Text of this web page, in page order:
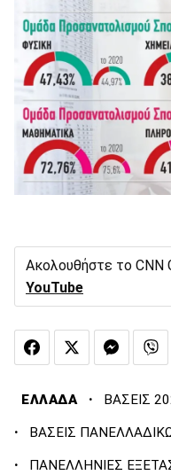
Ακολουθήστε το CNN
YouTube
ΕΛΛΑΔΑ · ΒΑΣΕΙΣ
· ΒΑΣΕΙΣ
· ΠΑΝΕΛΛΗΝΙΕΣ